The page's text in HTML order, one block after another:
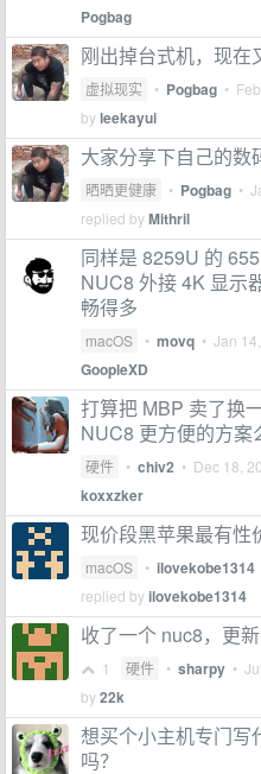
Pogbag
刚出掉台式机，现在
虚拟现实 • Pogbag •
byleekayui
大家分享下自己的数
晒晒更健康 • Pogbag •
replied byMithril
同样是 8259U 的
NUC8 外接 4K 显示
畅得多
macOS • movq • Jan
GoopleXD
打算把 MBP 卖了换
NUC8 更方便的方案
硬件 • chiv2 • Dec 18,
koxxzker
现价段黑苹果最有性
macOS • ilovekobe1314
replied byilovekobe1314
收了一个 nuc8，更
1 硬件 • sharpy •
by22k
想买个小主机专门写
吗？